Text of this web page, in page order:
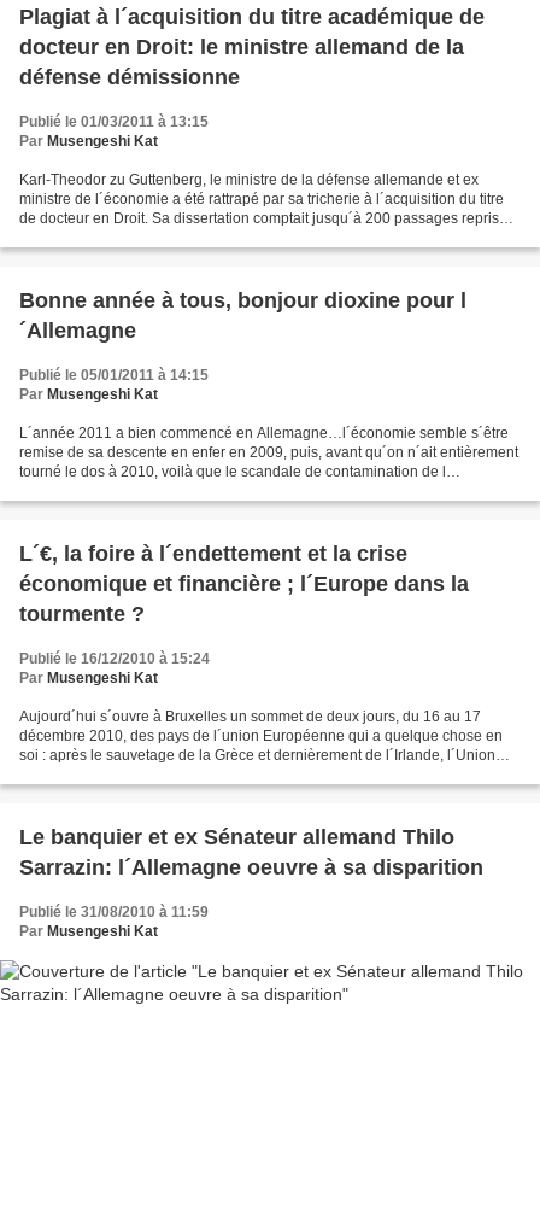
Plagiat à l´acquisition du titre académique de
docteur en Droit: le ministre allemand de la
défense démissionne
Publié le 01/03/2011 à 13:15
Par Musengeshi Kat
Karl-Theodor zu Guttenberg, le ministre de la défense allemande et ex
ministre de l´économie a été rattrapé par sa tricherie à l´acquisition du titre
de docteur en Droit. Sa dissertation comptait jusqu´à 200 passages repris
Bonne année à tous, bonjour dioxine pour l
´Allemagne
Publié le 05/01/2011 à 14:15
Par Musengeshi Kat
L´année 2011 a bien commencé en Allemagne…l´économie semble s´être
remise de sa descente en enfer en 2009, puis, avant qu´on n´ait entièrement
tourné le dos à 2010, voilà que le scandale de contamination de l
L´€, la foire à l´endettement et la crise
économique et financière ; l´Europe dans la
tourmente ?
Publié le 16/12/2010 à 15:24
Par Musengeshi Kat
Aujourd´hui s´ouvre à Bruxelles un sommet de deux jours, du 16 au 17
décembre 2010, des pays de l´union Européenne qui a quelque chose en
soi : après le sauvetage de la Grèce et dernièrement de l´Irlande, l´Union
Le banquier et ex Sénateur allemand Thilo
Sarrazin: l´Allemagne oeuvre à sa disparition
Publié le 31/08/2010 à 11:59
Par Musengeshi Kat